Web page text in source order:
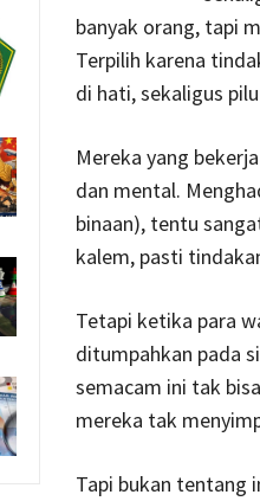
banyak orang, tapi
Terpilih karena
di hati, sekaligus
Mereka yang
dan mental.
binaan), tentu
kalem, pasti
Tetapi ketika para
ditumpahkan pada
semacam ini tak
mereka tak
Tapi bukan tentang